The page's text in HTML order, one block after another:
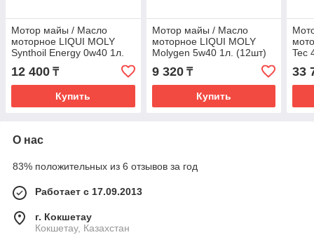
Мотор майы / Масло
моторное LIQUI MOLY
Synthoil Energy 0w40 1л.
12 400 ₸
Купить
Мотор майы / Масло
моторное LIQUI MOLY
Molygen 5w40 1л. (12шт)
9 320₸
Купить
Tec
33
О нас
83% положительных из 6 отзывов за год
Работает с 17.09.2013
г. Кокшетау
Кокшетау, Казахстан